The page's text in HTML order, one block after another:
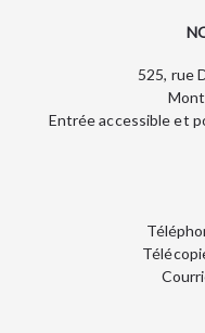
525, rue
Entrée accessible et